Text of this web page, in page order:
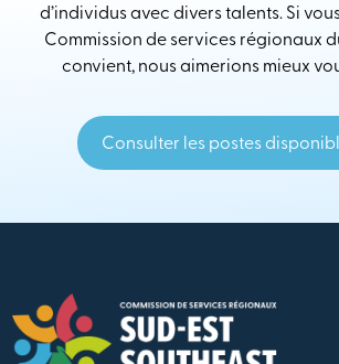
d’individus avec divers talents. Si
Commission de services régionaux
convient, nous aimerions mieux
Consulter les postes